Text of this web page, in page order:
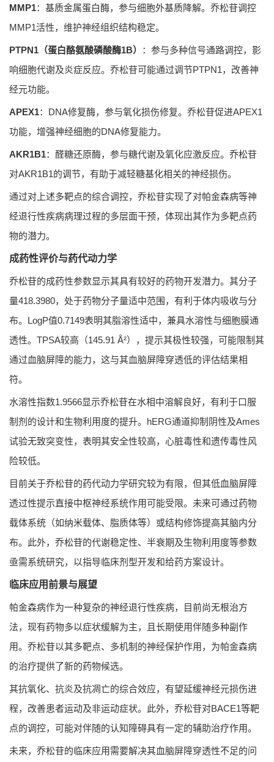
MMP1：基质金属蛋白酶，参与细胞外基质降解。乔松苷调控
MMP1活性，维护神经组织结构稳定。
PTPN1（蛋白酪氨酸磷酸酶1B）
：参与多种信号通路调控，影
响细胞代谢及炎症反应。乔松苷可能通过调节PTPN1，改善神
经元功能。
APEX1：DNA修复酶，参与氧化损伤修复。乔松苷促进APEX1
功能，增强神经细胞的DNA修复能力。
AKR1B1：醛糖还原酶，参与糖代谢及氧化应激反应。乔松苷
对AKR1B1的调节，有助于减轻糖基化相关的神经损伤。
通过对上述多靶点的综合调控，乔松苷实现了对帕金森病等神
经退行性疾病病理过程的多层面干预，体现出其作为多靶点药
物的潜力。
成药性评价与药代动力学
乔松苷的成药性参数显示其具有较好的药物开发潜力。其分子
量418.3980，处于药物分子量适中范围，有利于体内吸收与分
布。LogP值0.7149表明其脂溶性适中，兼具水溶性与细胞膜通
透性。TPSA较高（145.91 Å²），提示其极性较强，可能限制其
通过血脑屏障的能力，这与其血脑屏障穿透低的评估结果相
符。
水溶性指数1.9566显示乔松苷在水相中溶解良好，有利于口服
制剂的设计和生物利用度的提升。hERG通道抑制阴性及Ames
试验无致突变性，表明其安全性较高，心脏毒性和遗传毒性风
险较低。
目前关于乔松苷的药代动力学研究较为有限，但其低血脑屏障
透过性提示直接中枢神经系统作用可能受限。未来可通过药物
载体系统（如纳米载体、脂质体等）或结构修饰提高其脑内分
布。此外，乔松苷的代谢稳定性、半衰期及生物利用度等参数
亟需系统研究，以指导临床剂型开发和给药方案设计。
临床应用前景与展望
帕金森病作为一种复杂的神经退行性疾病，目前尚无根治方
法，现有药物多以症状缓解为主，且长期使用伴随多种副作
用。乔松苷以其多靶点、多机制的神经保护作用，为帕金森病
的治疗提供了新的药物候选。
其抗氧化、抗炎及抗凋亡的综合效应，有望延缓神经元损伤进
程，改善患者运动及非运动症状。此外，乔松苷对BACE1等靶
点的调控，可能对伴随的认知障碍具有一定的辅助治疗作用。
未来，乔松苷的临床应用需要解决其血脑屏障穿透性不足的问